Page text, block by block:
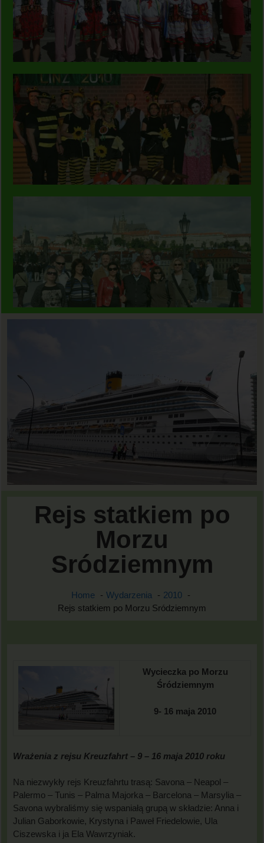
Rejs statkiem po
Morzu
Sródziemnym
Home Wydarzenia
2010
Rejs statkiem po Morzu Sródziemnym
Wycieczka po Morzu
Śródziemnym
9- 16 maja 2010
Wrażenia z rejsu Kreuzfahrt – 9 – 16 maja 2010 roku
Na niezwykły rejs Kreuzfahrtu trasą: Savona – Neapol –
Palermo – Tunis – Palma Majorka – Barcelona – Marsylia –
Savona wybraliśmy się wspaniałą grupą w składzie: Anna i
Julian Gaborkowie, Krystyna i Paweł Friedelowie, Ula
Ciszewska i ja Ela Wawrzyniak.